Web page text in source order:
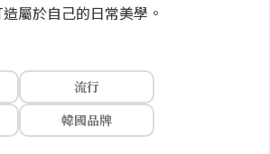
屬於自己的日常美學。
流行
韓國品牌